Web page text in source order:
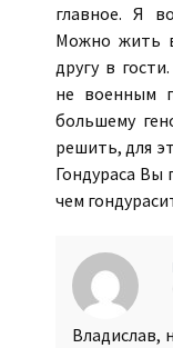
главное. Я
Можно жить
другу в
не военным
большему
решить, для
Гондураса Вы
чем
Владислав,